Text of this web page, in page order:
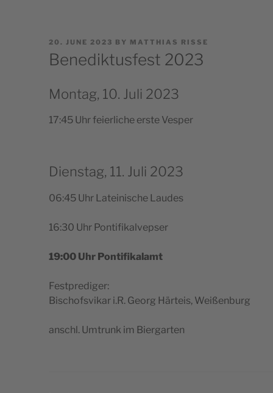
POSTED
20. JUNE 2023 BY MATTHIAS RISSE
Benediktusfest 2023
Montag, 10. Juli 2023
17:45 Uhr fei­er­lic­he ers­te Vesper
Dienstag, 11. Juli 2023
06:45 Uhr Late­i­ni­sc­he Laudes
16:30 Uhr Pontifikalvepser
19:00 Uhr Pontifikalamt
Fest­pre­di­ger:
Bisc­hof­s­vi­kar i.R. Georg Här­te­is, Weißenburg
ansc­hl. Umtrunk im Biergarten